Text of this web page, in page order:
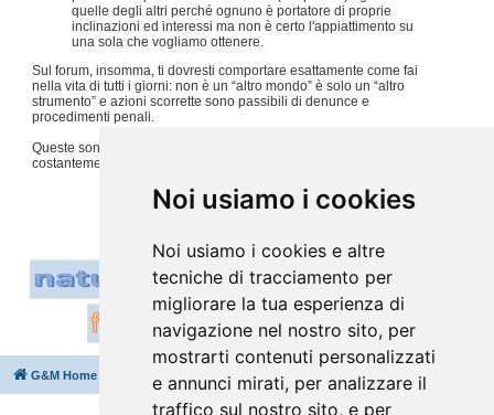
Noi usiamo i cookies
Noi usiamo i cookies e altre
tecniche di tracciamento per
migliorare la tua esperienza di
navigazione nel nostro sito, per
mostrarti contenuti personalizzati
e annunci mirati, per analizzare il
traffico sul nostro sito, e per
quelle degli altri perché ognuno è portatore di proprie
inclinazioni ed interessi ma non è certo l'appiattimento su
una sola che vogliamo ottenere.
Sul forum, insomma, ti dovresti comportare esattamente come fai
nella vita di tutti i giorni: non è un “altro mondo” è solo un “altro
strumento” e azioni scorrette sono passibili di denunce e
procedimenti penali.
Queste sono solo alcune regole, per tutto il resto usiamo
costantemente
G&M Home Tutti gli orari sonoUTC+02:00
Cancella cookie